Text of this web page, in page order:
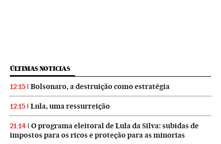
ÚLTIMAS NOTICIAS
12:15 Bolsonaro, a destruição como estratégia
12:15 Lula, uma ressurreição
21:14
O programa eleitoral de Lula da Silva: subidas de
impostos para os ricos e proteção para as minorias